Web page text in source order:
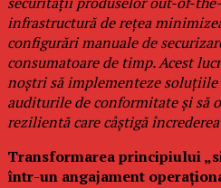
infrastructură de rețea
configurări manuale de
consumatoare de timp. Acest
noștri să implementeze
auditurile de conformitate și să
rezilientă care câștigă
Transformarea principiului
într-un angajament